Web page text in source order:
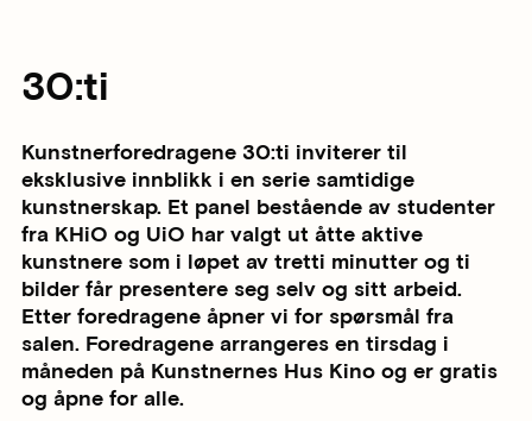
30:ti
Kunstnerforedragene 30:ti inviterer til
eksklusive innblikk i en serie samtidige
kunstnerskap. Et panel bestående av studenter
fra KHiO og UiO har valgt ut åtte aktive
kunstnere som i løpet av tretti minutter og ti
bilder får presentere seg selv og sitt arbeid.
Etter foredragene åpner vi for spørsmål fra
salen. Foredragene arrangeres en tirsdag i
måneden på Kunstnernes Hus Kino og er gratis
og åpne for alle.